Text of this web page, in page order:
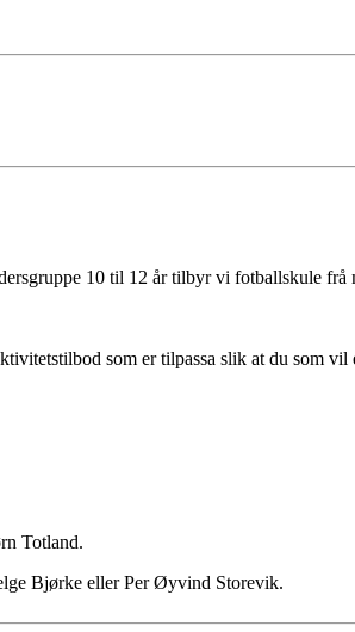
10 til 12 år tilbyr vi fotballskule
som er tilpassa slik at du som
Totland.
Bjørke eller Per Øyvind Storevik.